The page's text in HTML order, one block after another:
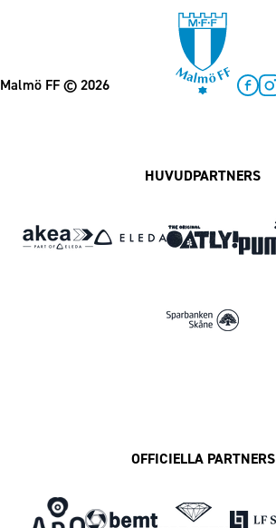
Vanliga frågor om 1910 Event
Grundskolefotboll mot rasismer
Närstående organisationer
Personuppgiftspolicy
Malmö FF© 2026
HUVUDPARTNERS
OFFICIELLA PARTNERS